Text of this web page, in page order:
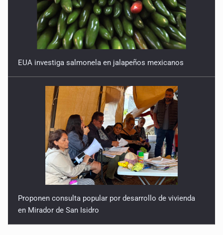
EUA investiga salmonela en jalapeños mexicanos
Proponen consulta popular por desarrollo de vivienda
en Mirador de San Isidro